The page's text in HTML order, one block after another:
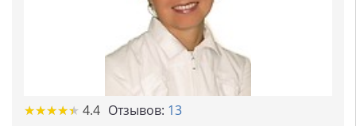
★★★★★
★★★★★ 4.4 Отзывов: 13